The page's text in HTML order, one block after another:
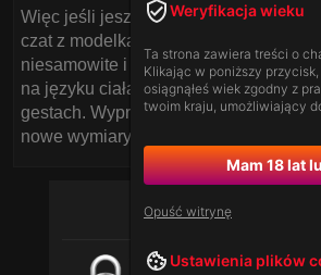
Więc jeśli jeszcze nie próbowałeś,
czat z modelkami przed kamerką i
niesamowite i wzbogacające mogą
na języku ciała, emocjonalnych
gestach. Wypróbuj powyższe
nowe wymiary komunikacji w internecie!
Weryfikacja wieku
Ta strona zawiera treści o
Klikając w poniższy
osiągnąłeś wiek zgodny z
twoim kraju, umożliwiający
Mam 18 lat
Opuść witrynę
Ustawienia plików